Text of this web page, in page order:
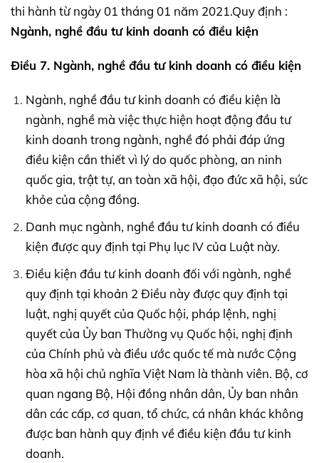
thi hành từ ngày 01 tháng 01 năm 2021.Quy định :
Ngành, nghề đầu tư kinh doanh có điều kiện
Điều 7. Ngành, nghề đầu tư kinh doanh có điều kiện
Ngành, nghề đầu tư kinh doanh có điều kiện là
ngành, nghề mà việc thực hiện hoạt động đầu tư
kinh doanh trong ngành, nghề đó phải đáp ứng
điều kiện cần thiết vì lý do quốc phòng, an ninh
quốc gia, trật tự, an toàn xã hội, đạo đức xã hội, sức
khỏe của cộng đồng.
Danh mục ngành, nghề đầu tư kinh doanh có điều
kiện được quy định tại Phụ lục IV của Luật này.
Điều kiện đầu tư kinh doanh đối với ngành, nghề
quy định tại khoản 2 Điều này được quy định tại
luật, nghị quyết của Quốc hội, pháp lệnh, nghị
quyết của Ủy ban Thường vụ Quốc hội, nghị định
của Chính phủ và điều ước quốc tế mà nước Cộng
hòa xã hội chủ nghĩa Việt Nam là thành viên. Bộ, cơ
quan ngang Bộ, Hội đồng nhân dân, Ủy ban nhân
dân các cấp, cơ quan, tổ chức, cá nhân khác không
được ban hành quy định về điều kiện đầu tư kinh
doanh.